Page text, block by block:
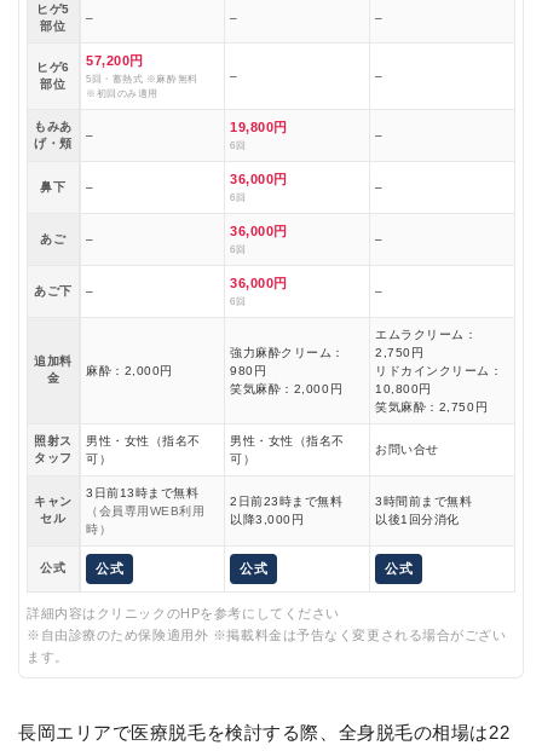
ヒゲ5
部位
– – –
ヒゲ6
部位
57,200円
5回・蓄熱式 ※麻酔無料
※初回のみ適用
– –
もみあ
げ・頬
–
19,800円
6回
–
鼻下 –
36,000円
6回
–
あご –
36,000円
6回
–
あご下 –
36,000円
6回
–
追加料
金
麻酔：2,000円
強力麻酔クリーム：
980円
笑気麻酔：2,000円
エムラクリーム：
2,750円
リドカインクリーム：
10,800円
笑気麻酔：2,750円
照射ス
タッフ
男性・女性（指名不
可）
男性・女性（指名不
可）
お問い合せ
キャン
セル
3日前13時まで無料
（会員専用WEB利用
時）
2日前23時まで無料
以降3,000円
3時間前まで無料
以後1回分消化
公式 公式 公式 公式
詳細内容はクリニックのHPを参考にしてください
※自由診療のため保険適用外 ※掲載料金は予告なく変更される場合がござい
ます。
長岡エリアで医療脱毛を検討する際、全身脱毛の相場は22